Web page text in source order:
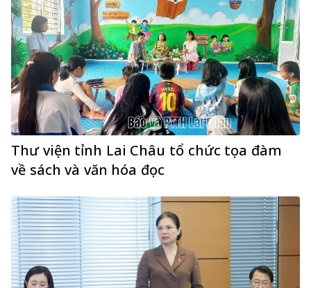
Thư viện tỉnh Lai Châu tổ chức tọa đàm
về sách và văn hóa đọc